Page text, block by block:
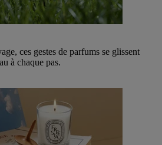
ces gestes de parfums se glissent
à chaque pas.